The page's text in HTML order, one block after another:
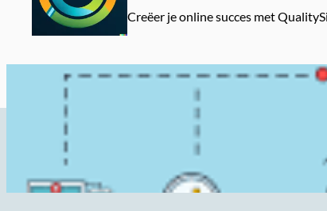
Creëer je online succes met